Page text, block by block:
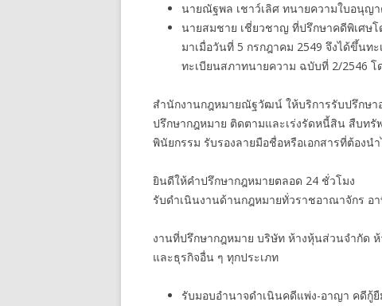
นายณัฐพล เชาว์เลิศ ทนายความใบอนุญา
นายสมชาย เชี่ยวชาญ ที่ปรึกษาคดีพิเศษ
มาเมื่อวันที่ 5 กรกฎาคม 2549 จึงได้ขึ้นท
ทะเบียนสภาทนายความ ฉบับที่ 2/2546
สำนักงานกฎหมายณัฐวัฒน์ ให้บริการรับปรึกษา
ปรึกษากฎหมาย ติดตามและเร่งรัดหนี้สิน สืบท
พินัยกรรม รับรองลายมือชื่อหรือเอกสารที่ต้องน
ยินดีให้คำปรึกษากฎหมายตลอด 24 ชั่วโมง
รับดำเนินงานด้านกฎหมายทั่วราชอาณาจักร อ
งานที่ปรึกษากฎหมาย บริษัท ห้างหุ้นส่วนจำกั
และธุรกิจอื่น ๆ ทุกประเภท
รับมอบอำนาจดำเนินคดีแพ่ง-อาญา คดีกู้